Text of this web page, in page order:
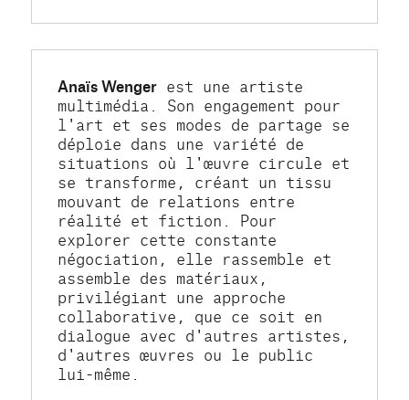
Anaïs Wenger est une artiste
multimédia. Son engagement pour
l'art et ses modes de partage se
déploie dans une variété de
situations où l'œuvre circule et
se transforme, créant un tissu
mouvant de relations entre
réalité et fiction. Pour
explorer cette constante
négociation, elle rassemble et
assemble des matériaux,
privilégiant une approche
collaborative, que ce soit en
dialogue avec d'autres artistes,
d'autres œuvres ou le public
lui-même.